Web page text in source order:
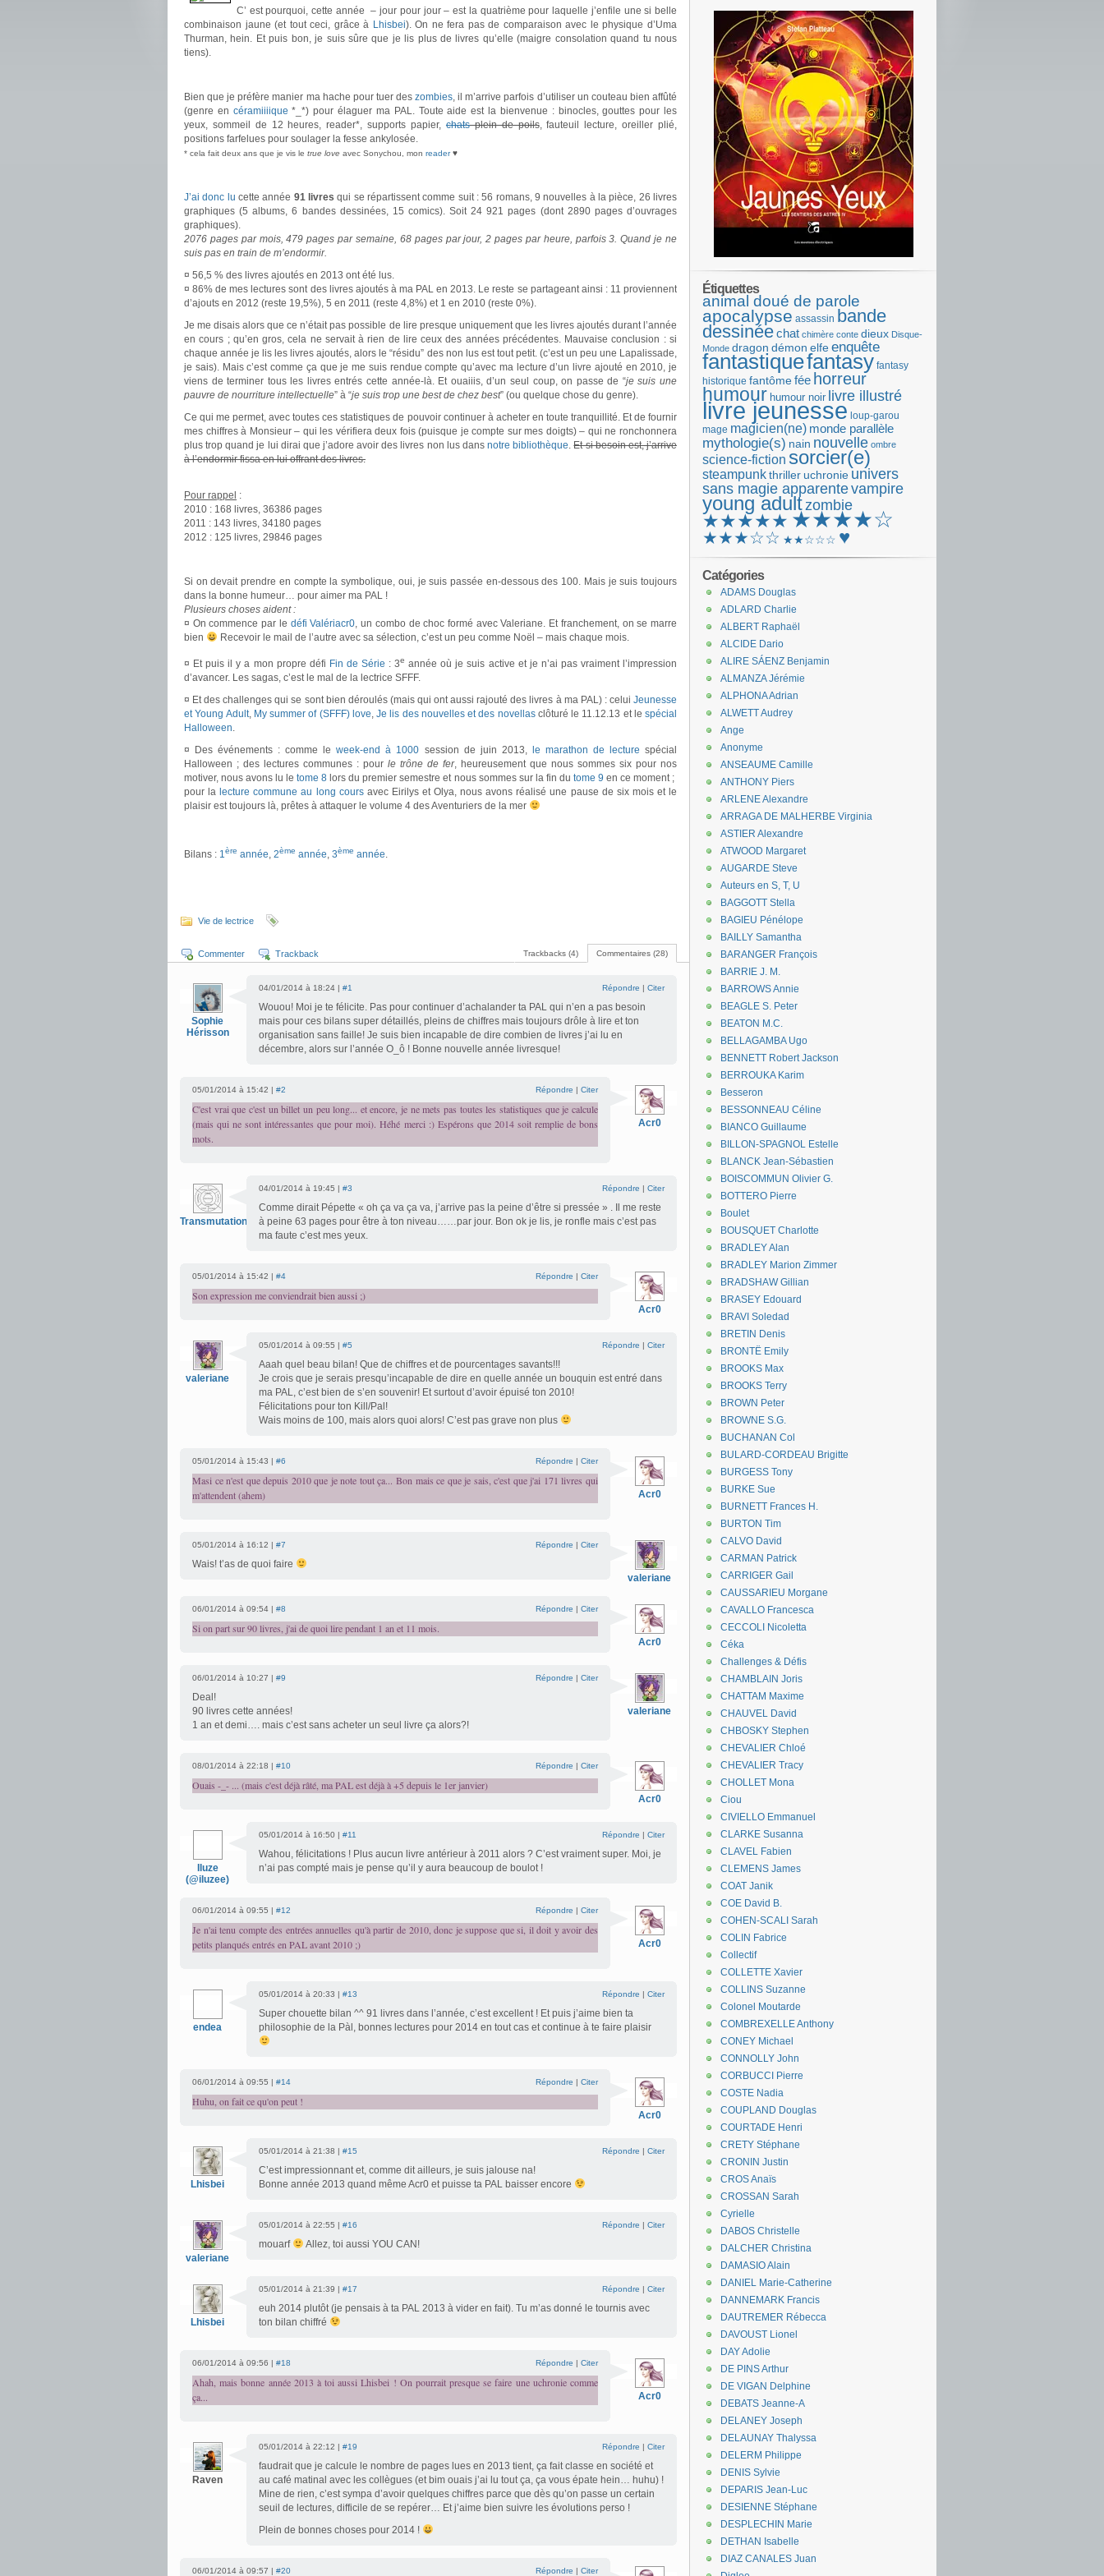
C’ est pourquoi, cette année – jour pour jour – est la quatrième pour laquelle j’enfile une si belle
combinaison jaune (et tout ceci, grâce à Lhisbei). On ne fera pas de comparaison avec le physique d’Uma
Thurman, hein. Et puis bon, je suis sûre que je lis plus de livres qu’elle (maigre consolation quand tu nous
tiens).
Bien que je préfère manier ma hache pour tuer deszombies, il m’arrive parfois d’utiliser un couteau bien affûté
(genre en céramiiiique *_*) pour élaguer ma PAL. Toute aide est la bienvenue : binocles, gouttes pour les
yeux, sommeil de 12 heures, reader*, supports papier, chatsplein de poils, fauteuil lecture, oreiller plié,
positions farfelues pour soulager la fesse ankylosée.
* cela fait deux ans que je vis le true love avec Sonychou, mon reader♥
J’ai donc lu cette année 91 livres qui se répartissent comme suit : 56 romans, 9 nouvelles à la pièce, 26 livres
graphiques (5 albums, 6 bandes dessinées, 15 comics). Soit 24 921 pages (dont 2890 pages d’ouvrages
graphiques).
2076 pages par mois, 479 pages par semaine, 68 pages par jour, 2 pages par heure, parfois 3. Quand je ne
suis pas en train de m’endormir.
¤ 56,5 % des livres ajoutés en 2013 ont été lus.
¤ 86% de mes lectures sont des livres ajoutés à ma PAL en 2013. Le reste se partageant ainsi : 11 proviennent
d’ajouts en 2012 (reste 19,5%), 5 en 2011 (reste 4,8%) et 1 en 2010 (reste 0%).
Je me disais alors que ce n’était pas possible de lire presque uniquement que les livres ajoutés durant l’année
en cours ; qu’en gros, cela ne servait à rien de lire ceux des années précédentes. Mauvaise conclusion : si
chaque année je lis les livres ajoutés, alors le “résidu” des non lus est tout petit. (c’est un peu une Lapalissade,
je sais). Mais c’est comme ça que je me suis rendue compte qu’avec ma lecture d’un livre ajouté en 2010, je
viens de terminer tous les livres entrés cette année-là. Et ouaiiis, d’un seul coup, on passe de “je suis une
pauvre de nourriture intellectuelle” à “je suis trop une best de chez best” (ou quelque chose du genre).
Ce qui me permet, avec toutes ces statistiques de pouvoir continuer à acheter en toute tranquillité. Et de fournir
mes chiffres à Monsieur – qui les vérifiera deux fois (puisque je compte sur mes doigts) – qui ne ronchonnera
plus trop quand je lui dirai que j’adore avoir des livres non lus dansnotre bibliothèque.Et si besoin est, j’arrive
à l’endormir fissa en lui offrant des livres.
Pour rappel :
2010 : 168 livres, 36386 pages
2011 : 143 livres, 34180 pages
2012 : 125 livres, 29846 pages
Si on devait prendre en compte la symbolique, oui, je suis passée en-dessous des 100. Mais je suis toujours
dans la bonne humeur… pour aimer ma PAL !
Plusieurs choses aident :
¤ On commence par le défi Valériacr0, un combo de choc formé avec Valeriane. Et franchement, on se marre
bien
Recevoir le mail de l’autre avec sa sélection, c’est un peu comme Noël – mais chaque mois.
¤ Et puis il y a mon propre défi Fin de Série : 3e année où je suis active et je n’ai pas vraiment l’impression
d’avancer. Les sagas, c’est le mal de la lectrice SFFF.
¤ Et des challenges qui se sont bien déroulés (mais qui ont aussi rajouté des livres à ma PAL) : celui Jeunesse
et Young Adult, My summer of (SFFF) love, Je lis des nouvelles et des novellasclôturé le 11.12.13 et le spécial
Halloween.
¤ Des événements : comme leweek-end à 1000 session de juin 2013, le marathon de lecture spécial
Halloween ; des lectures communes : pour le trône de fer, heureusement que nous sommes six pour nos
motiver, nous avons lu letome 8 lors du premier semestre et nous sommes sur la fin du tome 9 en ce moment ;
pour la lecture commune au long coursavec Eirilys et Olya, nous avons réalisé une pause de six mois et le
plaisir est toujours là, prêtes à attaquer le volume 4 des Aventuriers de la mer
Bilans : 1ère année, 2ème année, 3ème année.
Vie de lectrice
Commentaires (28)
Trackbacks (4)
Commenter Trackback
Sophie
Hérisson
04/01/2014 à 18:24 | #1 Répondre | Citer
Wouou! Moi je te félicite. Pas pour continuer d’achalander ta PAL qui n’en a pas besoin
mais pour ces bilans super détaillés, pleins de chiffres mais toujours drôle à lire et ton
organisation sans faille! Je suis bien incapable de dire combien de livres j’ai lu en
décembre, alors sur l’année O_ô ! Bonne nouvelle année livresque!
Acr0
05/01/2014 à 15:42 | #2 Répondre | Citer
C'est vrai que c'est un billet un peu long... et encore, je ne mets pas toutes les statistiques que je calcule
(mais qui ne sont intéressantes que pour moi). Héhé merci :) Espérons que 2014 soit remplie de bons
mots.
Transmutation
04/01/2014 à 19:45 | #3 Répondre | Citer
Comme dirait Pépette « oh ça va ça va, j’arrive pas la peine d’être si pressée » . Il me reste
à peine 63 pages pour être à ton niveau……par jour. Bon ok je lis, je ronfle mais c’est pas
ma faute c’est mes yeux.
Acr0
05/01/2014 à 15:42 | #4 Répondre | Citer
Son expression me conviendrait bien aussi ;)
valeriane
05/01/2014 à 09:55 | #5 Répondre | Citer
Aaah quel beau bilan! Que de chiffres et de pourcentages savants!!!
Je crois que je serais presqu’incapable de dire en quelle année un bouquin est entré dans
ma PAL, c’est bien de s’en souvenir! Et surtout d’avoir épuisé ton 2010!
Félicitations pour ton Kill/Pal!
Wais moins de 100, mais alors quoi alors! C’est pas grave non plus
Acr0
05/01/2014 à 15:43 | #6 Répondre | Citer
Masi ce n'est que depuis 2010 que je note tout ça... Bon mais ce que je sais, c'est que j'ai 171 livres qui
m'attendent (ahem)
valeriane
05/01/2014 à 16:12 | #7 Répondre | Citer
Wais! t’as de quoi faire
Acr0
06/01/2014 à 09:54 | #8 Répondre | Citer
Si on part sur 90 livres, j'ai de quoi lire pendant 1 an et 11 mois.
valeriane
06/01/2014 à 10:27 | #9 Répondre | Citer
Deal!
90 livres cette années!
1 an et demi…. mais c’est sans acheter un seul livre ça alors?!
Acr0
08/01/2014 à 22:18 | #10 Répondre | Citer
Ouais -_- ... (mais c'est déjà râté, ma PAL est déjà à +5 depuis le 1er janvier)
Iluze
(@iluzee)
05/01/2014 à 16:50 | #11 Répondre | Citer
Wahou, félicitations ! Plus aucun livre antérieur à 2011 alors ? C’est vraiment super. Moi, je
n’ai pas compté mais je pense qu’il y aura beaucoup de boulot !
Acr0
06/01/2014 à 09:55 | #12 Répondre | Citer
Je n'ai tenu compte des entrées annuelles qu'à partir de 2010, donc je suppose que si, il doit y avoir des
petits planqués entrés en PAL avant 2010 ;)
endea
05/01/2014 à 20:33 | #13 Répondre | Citer
Super chouette bilan ^^ 91 livres dans l’année, c’est excellent ! Et puis j’aime bien ta
philosophie de la Pàl, bonnes lectures pour 2014 en tout cas et continue à te faire plaisir
Acr0
06/01/2014 à 09:55 | #14 Répondre | Citer
Huhu, on fait ce qu'on peut !
Lhisbei
05/01/2014 à 21:38 | #15 Répondre | Citer
C’est impressionnant et, comme dit ailleurs, je suis jalouse na!
Bonne année 2013 quand même Acr0 et puisse ta PAL baisser encore
valeriane
05/01/2014 à 22:55 | #16 Répondre | Citer
mouarf Allez, toi aussi YOU CAN!
Lhisbei
05/01/2014 à 21:39 | #17 Répondre | Citer
euh 2014 plutôt (je pensais à ta PAL 2013 à vider en fait). Tu m’as donné le tournis avec
ton bilan chiffré
Acr0
06/01/2014 à 09:56 | #18 Répondre | Citer
Ahah, mais bonne année 2013 à toi aussi Lhisbei ! On pourrait presque se faire une uchronie comme
ça...
Raven
05/01/2014 à 22:12 | #19 Répondre | Citer
faudrait que je calcule le nombre de pages lues en 2013 tient, ça fait classe en société et
au café matinal avec les collègues (et bim ouais j’ai lu tout ça, ça vous épate hein… huhu) !
Mine de rien, c’est sympa d’avoir quelques chiffres parce que dès qu’on passe un certain
seuil de lectures, difficile de se repérer… Et j’aime bien suivre les évolutions perso !
Plein de bonnes choses pour 2014 !
06/01/2014 à 09:57 | #20 Répondre | Citer
Étiquettes
animal doué de parole
apocalypse assassin bande
dessinéechat chimère conte dieux Disque-
Monde dragon démon elfeenquête
fantastiquefantasy fantasy
historique fantômefée horreur
humour humour noir livre illustré
livre jeunesse loup-garou
mage magicien(ne) monde parallèle
mythologie(s) nain nouvelle ombre
science-fiction sorcier(e)
steampunkthriller uchronie univers
sans magie apparentevampire
young adultzombie
★★★★★ ★★★★☆
★★★☆☆ ★★☆☆☆ ♥
Catégories
ADAMS Douglas
ADLARD Charlie
ALBERT Raphaël
ALCIDE Dario
ALIRE SÁENZ Benjamin
ALMANZA Jérémie
ALPHONA Adrian
ALWETT Audrey
Ange
Anonyme
ANSEAUME Camille
ANTHONY Piers
ARLENE Alexandre
ARRAGA DE MALHERBE Virginia
ASTIER Alexandre
ATWOOD Margaret
AUGARDE Steve
Auteurs en S, T, U
BAGGOTT Stella
BAGIEU Pénélope
BAILLY Samantha
BARANGER François
BARRIE J. M.
BARROWS Annie
BEAGLE S. Peter
BEATON M.C.
BELLAGAMBA Ugo
BENNETT Robert Jackson
BERROUKA Karim
Besseron
BESSONNEAU Céline
BIANCO Guillaume
BILLON-SPAGNOL Estelle
BLANCK Jean-Sébastien
BOISCOMMUN Olivier G.
BOTTERO Pierre
Boulet
BOUSQUET Charlotte
BRADLEY Alan
BRADLEY Marion Zimmer
BRADSHAW Gillian
BRASEY Edouard
BRAVI Soledad
BRETIN Denis
BRONTË Emily
BROOKS Max
BROOKS Terry
BROWN Peter
BROWNE S.G.
BUCHANAN Col
BULARD-CORDEAU Brigitte
BURGESS Tony
BURKE Sue
BURNETT Frances H.
BURTON Tim
CALVO David
CARMAN Patrick
CARRIGER Gail
CAUSSARIEU Morgane
CAVALLO Francesca
CECCOLI Nicoletta
Céka
Challenges & Défis
CHAMBLAIN Joris
CHATTAM Maxime
CHAUVEL David
CHBOSKY Stephen
CHEVALIER Chloé
CHEVALIER Tracy
CHOLLET Mona
Ciou
CIVIELLO Emmanuel
CLARKE Susanna
CLAVEL Fabien
CLEMENS James
COAT Janik
COE David B.
COHEN-SCALI Sarah
COLIN Fabrice
Collectif
COLLETTE Xavier
COLLINS Suzanne
Colonel Moutarde
COMBREXELLE Anthony
CONEY Michael
CONNOLLY John
CORBUCCI Pierre
COSTE Nadia
COUPLAND Douglas
COURTADE Henri
CRETY Stéphane
CRONIN Justin
CROS Anaïs
CROSSAN Sarah
Cyrielle
DABOS Christelle
DALCHER Christina
DAMASIO Alain
DANIEL Marie-Catherine
DANNEMARK Francis
DAUTREMER Rébecca
DAVOUST Lionel
DAY Adolie
DE PINS Arthur
DE VIGAN Delphine
DEBATS Jeanne-A
DELANEY Joseph
DELAUNAY Thalyssa
DELERM Philippe
DENIS Sylvie
DEPARIS Jean-Luc
DESIENNE Stéphane
DESPLECHIN Marie
DETHAN Isabelle
DIAZ CANALES Juan